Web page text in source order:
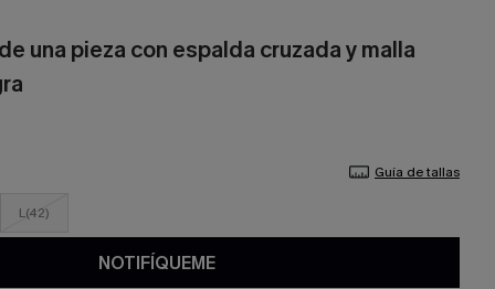
una pieza con espalda cruzada y malla
Guía de tallas
L(42)
NOTIFÍQUEME